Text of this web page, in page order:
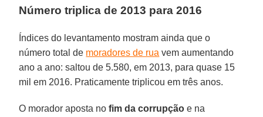
Número triplica de 2013 para 2016
Índices do levantamento mostram ainda que o
número total de moradores de rua vem aumentando
ano a ano: saltou de 5.580, em 2013, para quase 15
mil em 2016. Praticamente triplicou em três anos.
O morador aposta nofim da corrupção e na